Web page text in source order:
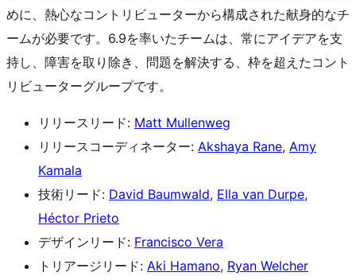
めに、熱心なコントリビューターから構成された献身的なチ
ームが必要です。6.9を率いたチームは、常にアイデアを支
持し、障害を取り除き、問題を解決する、枠を超えたコント
リビューターグループです。
リリースリード: Matt Mullenweg
リリースコーディネーター: Akshaya Rane, Amy
Kamala
技術リード: David Baumwald, Ella van Durpe,
Héctor Prieto
デザインリード: Francisco Vera
トリアージリード: Aki Hamano, Ryan Welcher